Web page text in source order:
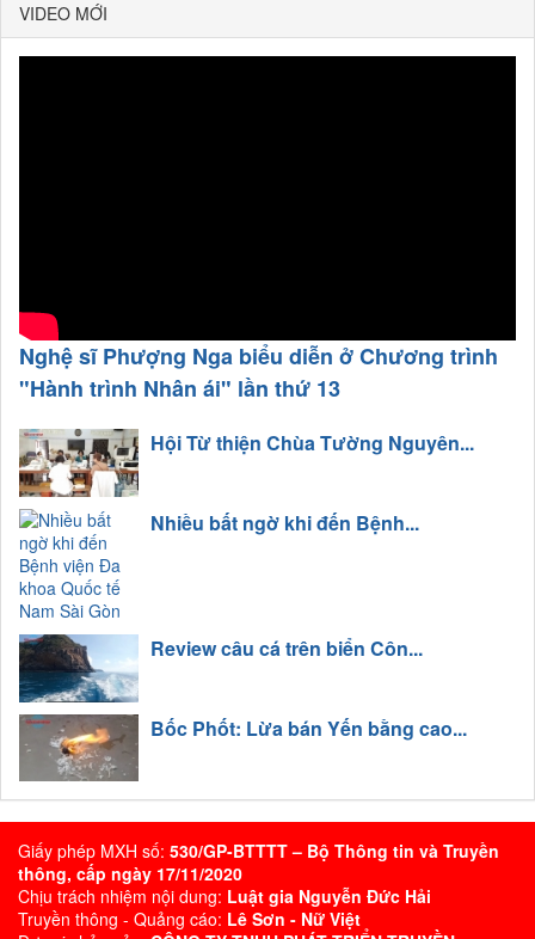
VIDEO MỚI
Nghệ sĩ Phượng Nga biểu diễn ở Chương trình
"Hành trình Nhân ái" lần thứ 13
Hội Từ thiện Chùa Tường Nguyên...
Nhiều bất ngờ khi đến Bệnh...
Review câu cá trên biển Côn...
Bốc Phốt: Lừa bán Yến bằng cao...
Giấy phép MXH số: 530/GP-BTTTT – Bộ Thông tin và Truyền
thông, cấp ngày 17/11/2020
Chịu trách nhiệm nội dung: Luật gia Nguyễn Đức Hải
Truyền thông - Quảng cáo: Lê Sơn - Nữ Việt